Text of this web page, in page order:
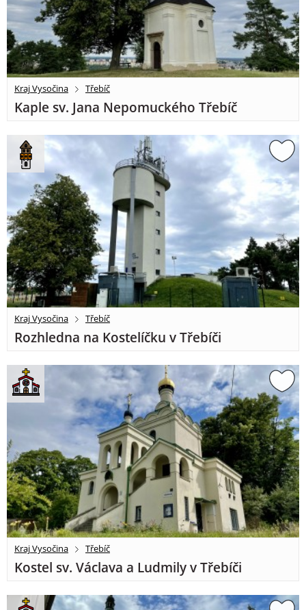
Kraj Vysočina Třebíč
Kaple sv. Jana Nepomuckého Třebíč
Kraj Vysočina Třebíč
Rozhledna na Kostelíčku v Třebíči
Kraj Vysočina Třebíč
Kostel sv. Václava a Ludmily v Třebíči